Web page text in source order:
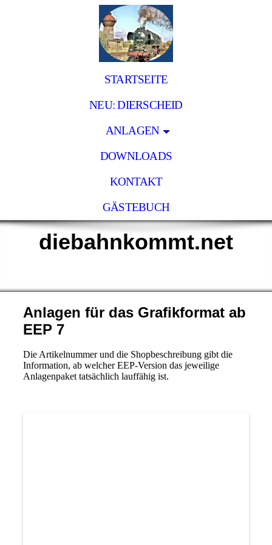
STARTSEITE
NEU: DIERSCHEID
ANLAGEN
DOWNLOADS
KONTAKT
GÄSTEBUCH
diebahnkommt.net
Anlagen für das Grafikformat ab
EEP 7
Die Artikelnummer und die Shopbeschreibung gibt die
Information, ab welcher EEP-Version das jeweilige
Anlagenpaket tatsächlich lauffähig ist.